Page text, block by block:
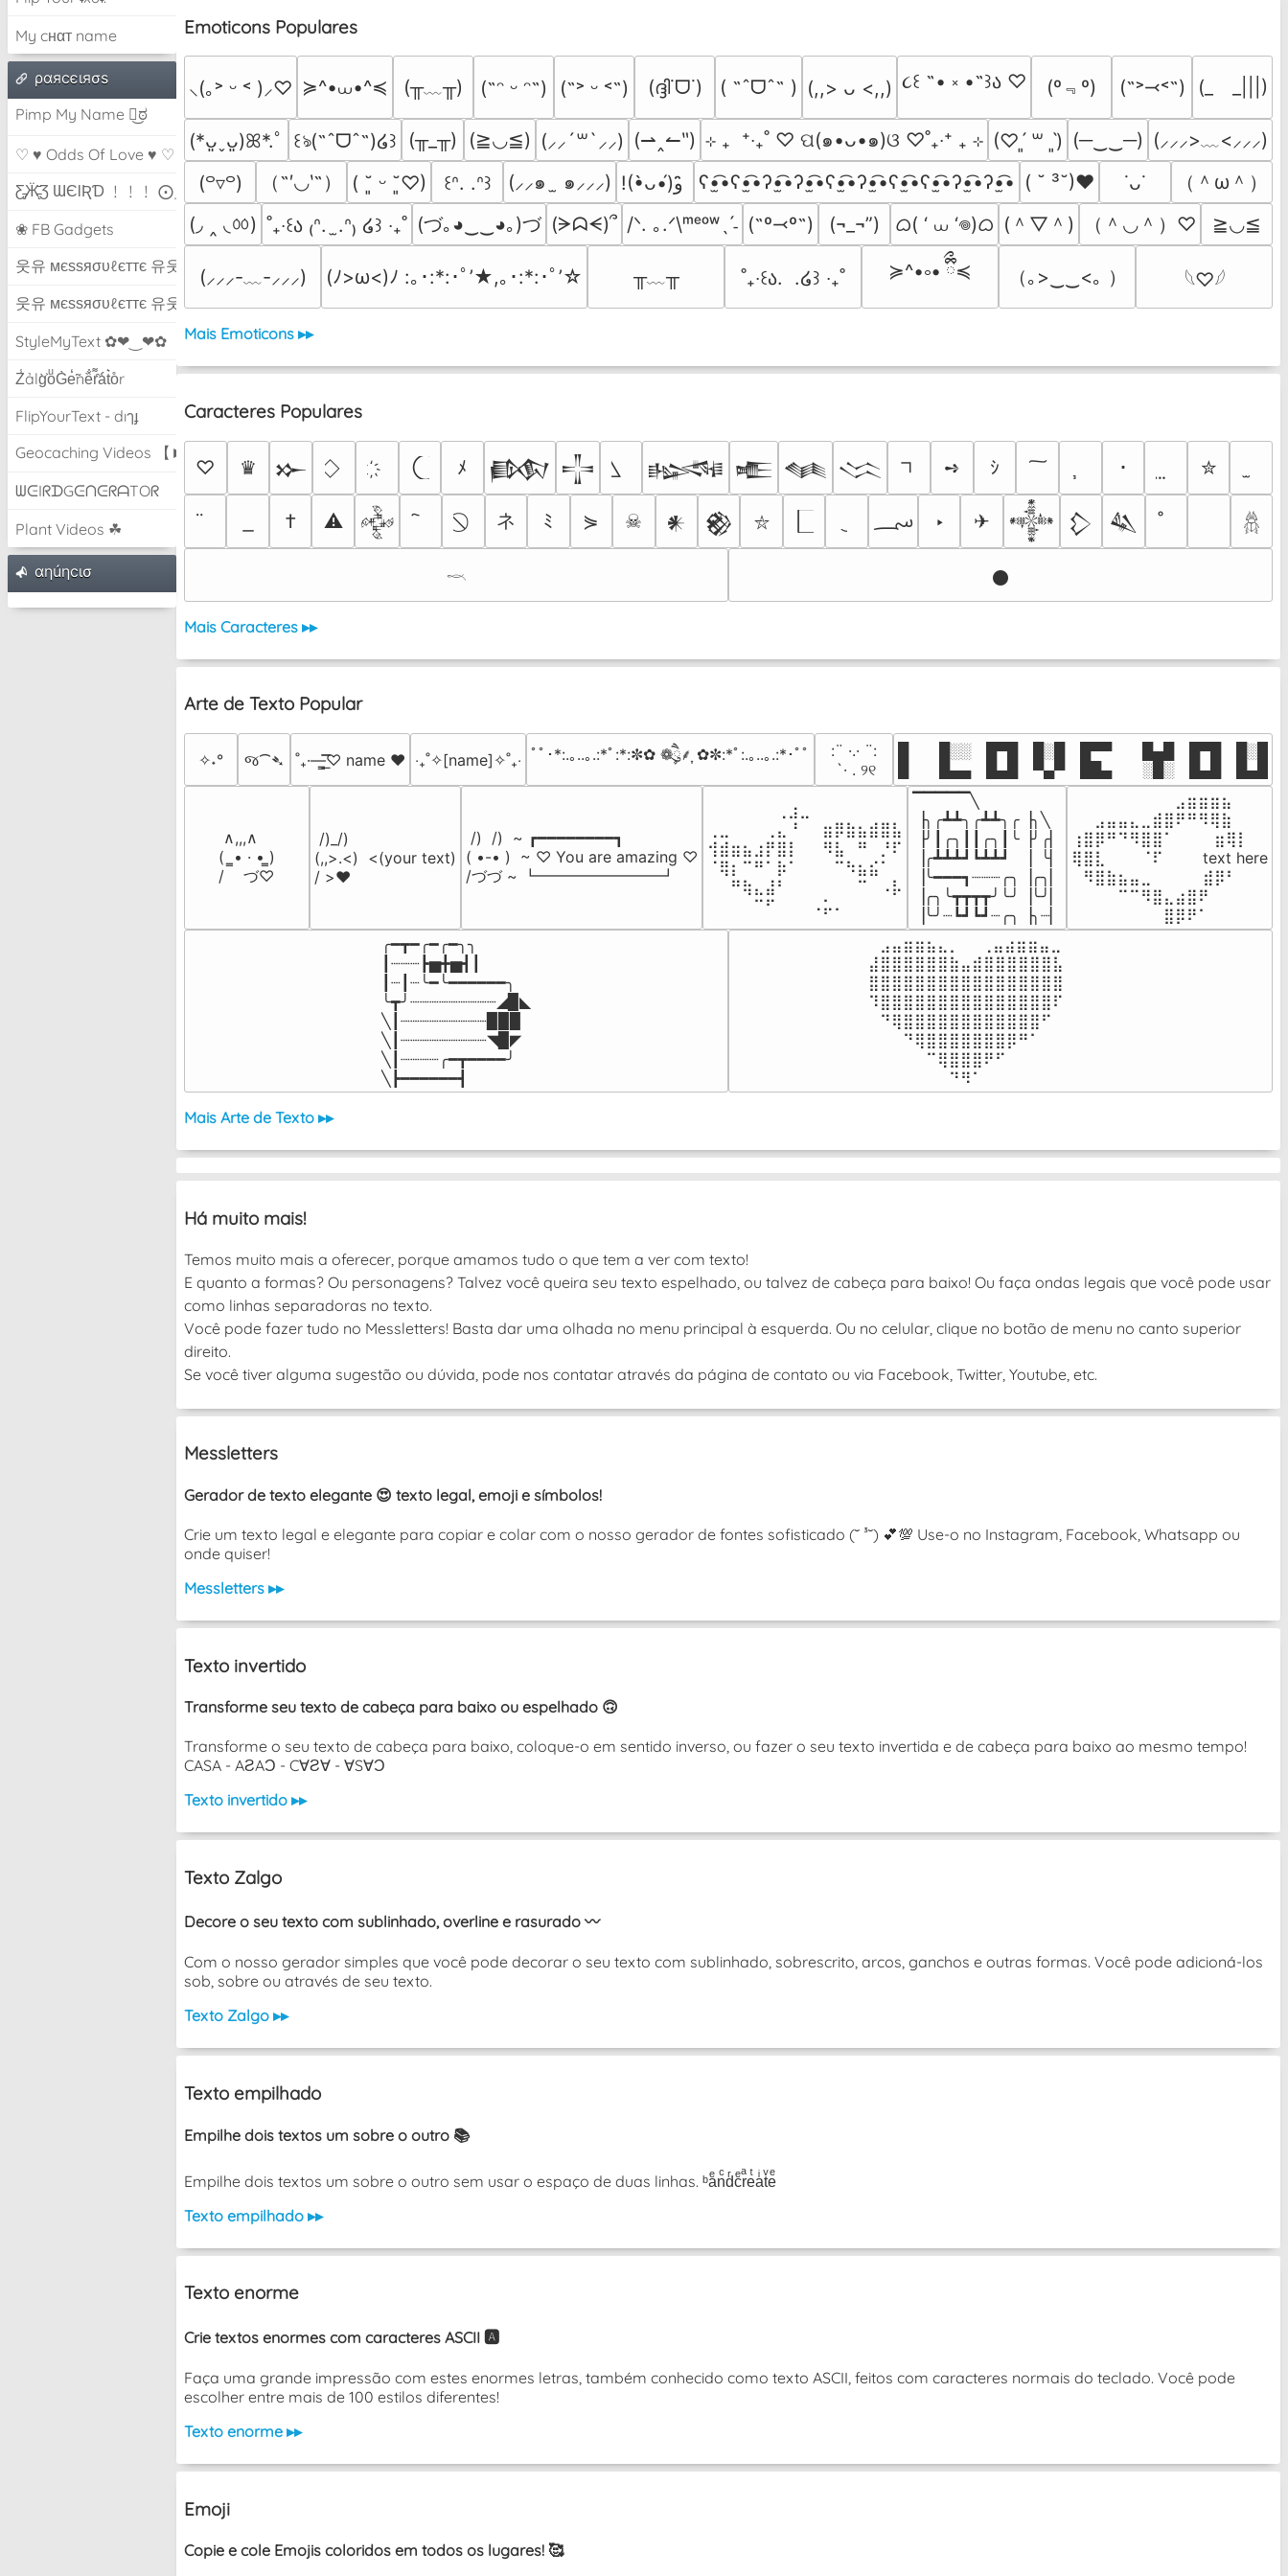
My cнαт name
ραяcєιяσѕ
Pimp My Name ಠ͜ಠ
♡ ♥ Odds Of Love ♥ ♡
Ƹ̵̡Ӝ̵̨̄Ʒ ƜЄƖƦƊ ﹗﹗﹗ ⨀_⨀
❀ FB Gadgets
웃유 мєѕѕяσυℓєттє 유웃
웃유 мєѕѕяσυℓєттє 유웃
StyleMyText ✿❤‿❤✿
Z̾ảlg̀͐oͧG̀e̒̃nȅ̐r͌̑á͑t͛o̊r
FlipYourText - dıๅɟ
Geocaching Videos 【►】
ᗯᕮIᖇᗪGᕮᑎᕮᖇᗩTOᖇ
Plant Videos ☘
αηúηcισ
Emoticons Populares
⸜(｡˃ ᵕ ˂ )⸝♡ ≽^•⩊•^≼ (╥﹏╥) (˶ᵔ ᵕ ᵔ˶) (˶˃ ᵕ ˂˶) (ദ്ദി˙ᗜ˙) ( ˶ˆᗜˆ˵ ) (,,> ᴗ <,,) ૮꒰ ˶• ༝ •˶꒱ა ♡ (º﹃º) (˶˃⤙˂˶) (_　_|||)
(*ᴗ͈ˬᴗ͈)ꕤ*.ﾟ ꒰ঌ(˶ˆᗜˆ˵)໒꒱ (╥_╥) (≧◡≦) (⸝⸝´꒳`⸝⸝) (⇀‸↼‶) ⊹ ₊  ⁺‧₊˚ ♡ ପ(๑•ᴗ•๑)ଓ ♡˚₊‧⁺ ₊ ⊹ (♡ˊ͈ ꒳ ˋ͈) (─‿‿─) (⸝⸝⸝>﹏<⸝⸝⸝)
(꒪▿꒪)
（˶′◡‵˶） ( ˘͈ ᵕ ˘͈♡) ꒰ᐢ. .ᐢ꒱ (⸝⸝๑  ̫ ๑⸝⸝⸝) ʕ•̫͡•ʕ•̫͡•ʔ•̫͡•ʔ•̫͡•ʕ•̫͡•ʔ•̫͡•ʕ•̫͡•ʕ•̫͡•ʔ•̫͡•ʔ•̫͡• ( ˘ ³˘)♥ ˙ᴗ˙
（＾ω＾）
(◞ ‸ ◟ㆀ) ˚₊‧꒰ა ₍ᐢ.  ̫.ᐢ₎ ໒꒱ ‧₊˚ (づ｡◕‿‿◕｡)づ (ᗒᗣᗕ)՞ /ᐠ. ｡.ᐟ\ᵐᵉᵒʷˎˊ˗ (˶º⤙º˶) (¬_¬”) ᜊ( ‘ ⩊ ‘𖦹)ᜊ (＾▽＾) （＾◡＾）♡ ≧◡≦
(⸝⸝⸝-﹏-⸝⸝⸝) (ﾉ>ω<)ﾉ :｡･:*:･ﾟ’★,｡･:*:･ﾟ’☆ ╥﹏╥ ˚₊‧꒰ა.  .໒꒱ ‧₊˚ ≽^•༚• ྀིྀ≼ （｡>‿‿<｡ ） 𓆩♡𓆪
Mais Emoticons ▸▸
Caracteres Populares
♡ ♛ 𒁍 ﾒ 𒁃 𒋲 𒈙 𒍫 𒈝 𒈱 ➺ ｼ ･ ✮
† ⚠ 𒅒 ネ ﾐ ⋟ ☠ 𒀭 𒆙 ⛥ ؄ ‣ ✈ 𒀱 𒁷 𒈑 𓆣
𓎖 𒊹
Mais Caracteres ▸▸
Arte de Texto Popular
✧˖° જ⁀➴ ˚₊·—̳͟͞͞♡ name ♥️ ‎‧₊˚✧[name]✧˚₊‧ ﾟﾟ･*:.｡..｡.:*ﾟ:*:✼✿ ❁ཻུ۪۪⸙͎ ✿✼:*ﾟ:.｡..｡.:*･ﾟﾟ
⠀:¨ ·.· ¨:⠀
⠀ `· . ୨୧⠀
█  █░░ █▀█ █░█ █▀▀  █▄█ █▀█ █░█
█  █▄▄ █▄█ ▀▄▀ ██▄  ░█░ █▄█ █▄█
∧,,,∧
(  ̳• · • ̳)
/    づ♡
/)_/)
(,,>.<)  <(your text)
/ >❤️
/)  /)  ~ ┏━━━━━━━━┓
( •-• )  ~ ♡ You are amazing ♡
/づづ ~ ┗━━━━━━━━┛
⠀⠀⠀⠀⠀⠀⢀⣰⣀⠀⠀⠀⠀⠀⠀⠀⠀
⢀⣀⠀⠀⠀⢀⣄⠘⠀⠀⣶⡿⣷⣦⣾⣿⣧
⢺⣾⣶⣦⣰⡟⣿⡇⠀⠀⠻⣧⠀⠛⠀⡘⠏
⠈⢿⡆⠉⠛⠁⡷⠁⠀⠀⠀⠉⠳⣦⣮⠁⠀
⠀⠀⠛⢷⣄⣼⠃⠀⠀⠀⠀⠀⠀⠉⠀⠠⡧
⠀⠀⠀⠀⠉⠋⠀⠀⠀⠠⡥⠄⠀⠀⠀⠀⠀
▔▔▔▔▔╲
▕╮╭┻┻╮╭┻┻╮╭▕╮╲
▕╯┃╭╮┃┃╭╮┃╰▕╯╭▏
▕╭┻┻┻┛┗┻┻┛  ▕  ╰▏
▕╰━━━┓┈┈┈╭╮▕╭╮▏
▕╭╮╰┳┳┳┳╯╰╯▕╰╯▏
▕╰╯┈┗┛┗┛┈╭╮▕╮┈▏
⠀⠀⠀⠀⠀⠀⠀⠀⠀⣠⣶⣶⣶⣦⠀⠀
⠀⠀⣠⣤⣤⣄⣀⣾⣿⠟⠛⠻⢿⣷⠀
⢰⣿⡿⠛⠙⠻⣿⣿⠁⠀⠀ ⠀⣶⢿⡇
⢿⣿⣇⠀⠀⠀⠈⠏⠀⠀⠀ text here
⠀⠻⣿⣷⣦⣤⣀⠀⠀⠀ ⠀⣾⡿⠃⠀
⠀⠀⠀⠀⠉⠉⠻⣿⣄⣴⣿⠟⠀⠀⠀
⠀⠀⠀⠀⠀⠀⠀⠀⣿⡿⠟⠁⠀⠀⠀
╭━┳━╭━╭━╮╮
┃┈┈┈┣▅╋▅┫┃
┃┈┃┈╰━╰━━━━━━╮
╰┳╯┈┈┈┈┈┈┈┈┈◢▉◣
╲┃┈┈┈┈┈┈┈┈┈▉▉▉
╲┃┈┈┈┈┈┈┈┈┈◥▉◤
╲┃┈┈┈┈╭━┳━━━━╯
╲┣━━━━━━┫﻿
⠀⣠⣤⣶⣶⣦⣄⡀  ⠀⢀⣤⣴⣶⣶⣤⣀⠀
⣼⣿⣿⣿⣿⣿⣿⣷⣤⣾⣿⣿⣿⣿⣿⣿⣧
⣿⣿⣿⣿⣿⣿⣿⣿⣿⣿⣿⣿⣿⣿⣿⣿⣿
⠹⣿⣿⣿⣿⣿⣿⣿⣿⣿⣿⣿⣿⣿⣿⣿⠏
⠀⠙⢿⣿⣿⣿⣿⣿⣿⣿⣿⣿⣿⣿⣿⠋⠀
⠀⠀⠀⠙⢿⣿⣿⣿⣿⣿⣿⣿⡿⠛⠁⠀⠀
⠀⠀⠀⠀⠀⠉⢿⣿⣿⣿⠟⠋⠀⠀⠀⠀⠀
⠀⠀⠀⠀⠀⠀⠀⠙⠻⠁⠀⠀⠀⠀⠀⠀⠀⠀⠀⠀⠀⠀⠀
Mais Arte de Texto ▸▸
Há muito mais!
Temos muito mais a oferecer, porque amamos tudo o que tem a ver com texto!
E quanto a formas? Ou personagens? Talvez você queira seu texto espelhado, ou talvez de cabeça para baixo! Ou faça ondas legais que você pode usar
como linhas separadoras no texto.
Você pode fazer tudo no Messletters! Basta dar uma olhada no menu principal à esquerda. Ou no celular, clique no botão de menu no canto superior
direito.
Se você tiver alguma sugestão ou dúvida, pode nos contatar através da página de contato ou via Facebook, Twitter, Youtube, etc.
Messletters
Gerador de texto elegante 😍 texto legal, emoji e símbolos!
Crie um texto legal e elegante para copiar e colar com o nosso gerador de fontes sofisticado (˘ ³˘) 💕💯 Use-o no Instagram, Facebook, Whatsapp ou
onde quiser!
Messletters ▸▸
Texto invertido
Transforme seu texto de cabeça para baixo ou espelhado 🙃
Transforme o seu texto de cabeça para baixo, coloque-o em sentido inverso, ou fazer o seu texto invertida e de cabeça para baixo ao mesmo tempo!
CASA - AƧAƆ - C∀Ƨ∀ - ∀S∀Ɔ
Texto invertido ▸▸
Texto Zalgo
Decore o seu texto com sublinhado, overline e rasurado 〰️
Com o nosso gerador simples que você pode decorar o seu texto com sublinhado, sobrescrito, arcos, ganchos e outras formas. Você pode adicioná-los
sob, sobre ou através de seu texto.
Texto Zalgo ▸▸
Texto empilhado
Empilhe dois textos um sobre o outro 📚
Empilhe dois textos um sobre o outro sem usar o espaço de duas linhas. ᵇaͤnͨdͬcͤrͣeͭaͥtͮeͤ
Texto empilhado ▸▸
Texto enorme
Crie textos enormes com caracteres ASCII 🅰️
Faça uma grande impressão com estes enormes letras, também conhecido como texto ASCII, feitos com caracteres normais do teclado. Você pode
escolher entre mais de 100 estilos diferentes!
Texto enorme ▸▸
Emoji
Copie e cole Emojis coloridos em todos os lugares! 🥰